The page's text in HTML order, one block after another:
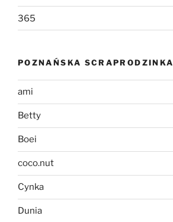
365
POZNAŃSKA SCRAPRODZINKA
ami
Betty
Boei
coco.nut
Cynka
Dunia